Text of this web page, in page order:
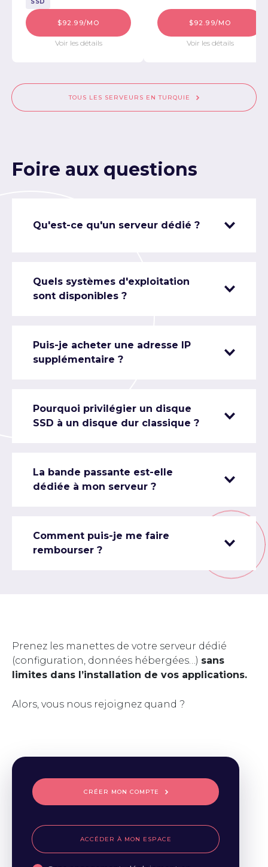
SSD
$92.99/MO
Voir les détails
$92.99/MO
Voir les détails
TOUS LES SERVEURS EN TURQUIE
Foire aux questions
Qu'est-ce qu'un serveur dédié ?
Quels systèmes d'exploitation
sont disponibles ?
Puis-je acheter une adresse IP
supplémentaire ?
Pourquoi privilégier un disque
SSD à un disque dur classique ?
La bande passante est-elle
dédiée à mon serveur ?
Comment puis-je me faire
rembourser ?
Prenez les manettes de votre serveur dédié
(configuration, données hébergées…) sans
limites dans l’installation de vos applications.
Alors, vous nous rejoignez quand ?
CRÉER MON COMPTE
ACCÉDER À MON ESPACE